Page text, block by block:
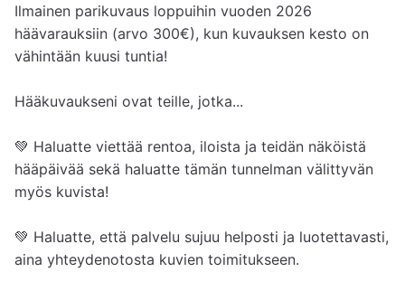
Ilmainen parikuvaus loppuihin vuoden 2026
häävarauksiin (arvo 300€), kun kuvauksen kesto on
vähintään kuusi tuntia!
Hääkuvaukseni ovat teille, jotka...
💚 Haluatte viettää rentoa, iloista ja teidän näköistä
hääpäivää sekä haluatte tämän tunnelman välittyvän
myös kuvista!
💚 Haluatte, että palvelu sujuu helposti ja luotettavasti,
aina yhteydenotosta kuvien toimitukseen.